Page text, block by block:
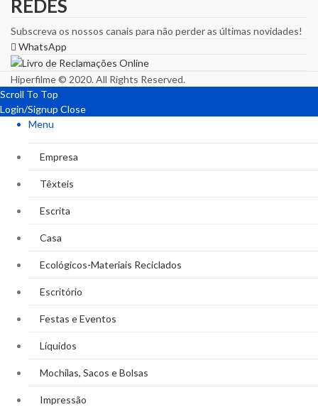
REDES
Subscreva os nossos canais para não perder as últimas novidades!
WhatsApp
Hiperfilme © 2020. All Rights Reserved.
Scroll To Top
Login/Signup Close
Menu
Empresa
Têxteis
Escrita
Casa
Ecológicos-Materiais Reciclados
Escritório
Festas e Eventos
Líquidos
Mochilas, Sacos e Bolsas
Impressão